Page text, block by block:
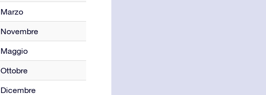
Marzo
Novembre
Maggio
Ottobre
Dicembre